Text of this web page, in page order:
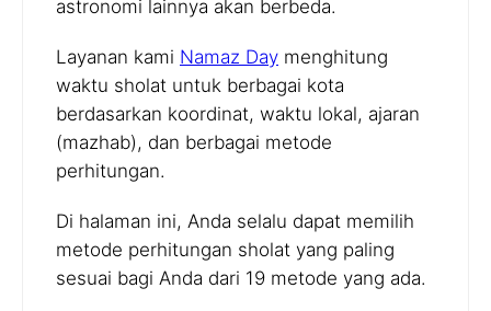
astronomi lainnya akan berbeda.
Layanan kami Namaz Day menghitung
waktu sholat untuk berbagai kota
berdasarkan koordinat, waktu lokal, ajaran
(mazhab), dan berbagai metode
perhitungan.
Di halaman ini, Anda selalu dapat memilih
metode perhitungan sholat yang paling
sesuai bagi Anda dari 19 metode yang ada.